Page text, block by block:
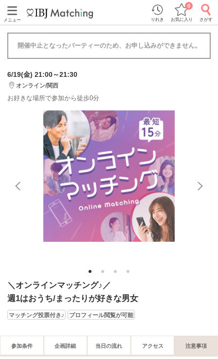
メニュー りれき お気に入り
0
さがす
開催中止となったパーティーのため、お申し込みができません。
6/19(金) 21:00～21:30
オンライン/関西
お好きな場所で参加から徒歩0分
1 2 3 4
＼オンラインマッチング♪／
週1はおうち/まったりが好きな男女
マッチング投票付き♪ プロフィール閲覧が可能
参加条件 企画詳細 当日の流れ アクセス 注意事項